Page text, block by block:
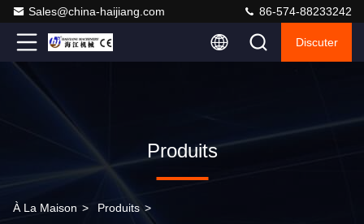
Sales@china-haijiang.com 86-574-88233242
Discuter
Produits
À La Maison > Produits >